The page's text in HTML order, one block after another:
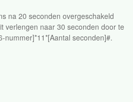
na 20 seconden overgeschakeld
verlengen naar 30 seconden door te
nummer]*11*[Aantal seconden]#.